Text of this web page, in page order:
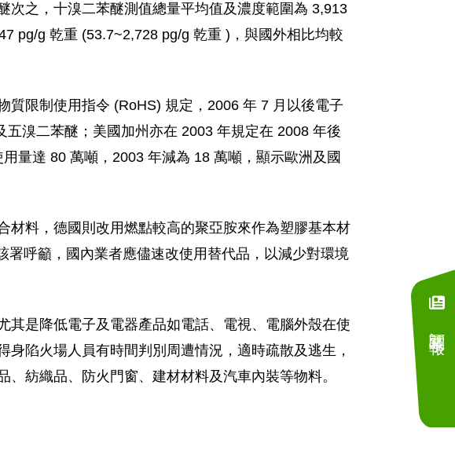
次之，十溴二苯醚測值總量平均值及濃度範圍為 3,913
pg/g 乾重 (53.7~2,728 pg/g 乾重 )，與國外相比均較
限制使用指令 (RoHS) 規定，2006 年 7 月以後電子
溴二苯醚；美國加州亦在 2003 年規定在 2008 年後
量達 80 萬噸，2003 年減為 18 萬噸，顯示歐洲及國
材料，德國則改用燃點較高的聚亞胺來作為塑膠基本材
呼籲，國內業者應儘速改使用替代品，以減少對環境
是降低電子及電器產品如電話、電視、電腦外殼在使
陷火場人員有時間判別周遭情況，適時疏散及逃生，
紡織品、防火門窗、建材材料及汽車內裝等物料。